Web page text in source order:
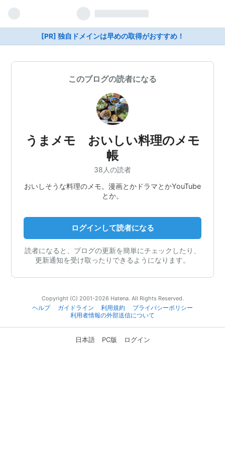
[PR] 独自ドメインは早めの取得がおすすめ！
このブログの読者になる
うまメモ おいしい料理のメモ
帳
38人の読者
おいしそうな料理のメモ。漫画とかドラマとかYouTube
とか。
ログインして読者になる
読者になると、ブログの更新を簡単にチェックしたり、
更新通知を受け取ったりできるようになります。
Copyright (C) 2001-2026 Hatena. All Rights Reserved.
ヘルプ
ガイドライン 利用規約
プライバシーポリシー
利用者情報の外部送信について
日本語 PC版 ログイン